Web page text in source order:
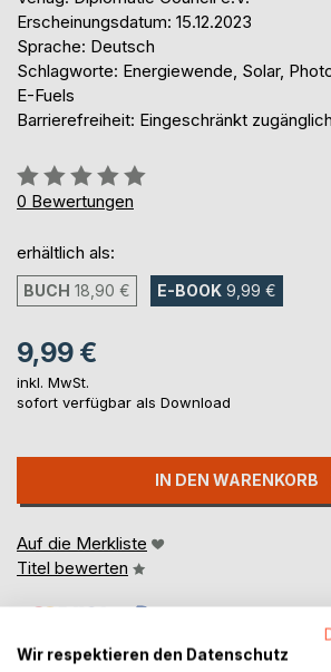
Erscheinungsdatum: 15.12.2023
Sprache: Deutsch
Schlagworte: Energiewende, Solar,
E-Fuels
Barrierefreiheit: Eingeschränkt zugänglich
Bewertung::
0%
0 Bewertungen
erhältlich als:
BUCH 18,90 € E-BOOK 9,99 €
9,99 €
inkl. MwSt.
sofort verfügbar als Download
IN DEN WARENKORB
Auf die Merkliste
Titel bewerten
Wir respektieren den Datenschutz